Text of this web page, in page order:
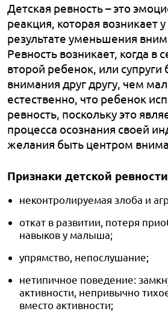
Детская ревность – это
реакция, которая возникает
результате уменьшения
Ревность возникает, когда в
второй ребенок, или
внимания друг другу, чем
естественно, что ребенок
ревность, поскольку это
процесса осознания своей
желания быть центром
Признаки детской
неконтролируемая злоба и
откат в развитии, потеря
навыков у малыша;
упрямство, непослушание;
нетипичное поведение:
активности, непривычно
вместо активности;